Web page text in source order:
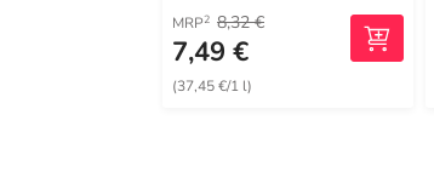
MRP2 8,32 €
7,49 €
(37,45 €/1 l)